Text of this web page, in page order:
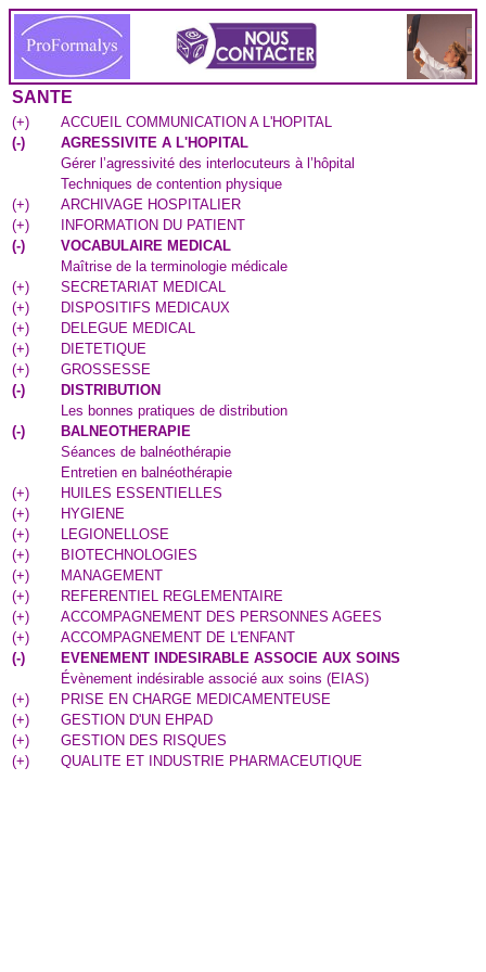
SANTE
(+)
ACCUEIL COMMUNICATION A L'HOPITAL
(-)
AGRESSIVITE A L'HOPITAL
Gérer l’agressivité des interlocuteurs à l’hôpital
Techniques de contention physique
(+)
ARCHIVAGE HOSPITALIER
(+)
INFORMATION DU PATIENT
(-)
VOCABULAIRE MEDICAL
Maîtrise de la terminologie médicale
(+)
SECRETARIAT MEDICAL
(+)
DISPOSITIFS MEDICAUX
(+)
DELEGUE MEDICAL
(+)
DIETETIQUE
(+)
GROSSESSE
(-)
DISTRIBUTION
Les bonnes pratiques de distribution
(-)
BALNEOTHERAPIE
Séances de balnéothérapie
Entretien en balnéothérapie
(+)
HUILES ESSENTIELLES
(+)
HYGIENE
(+)
LEGIONELLOSE
(+)
BIOTECHNOLOGIES
(+)
MANAGEMENT
(+)
REFERENTIEL REGLEMENTAIRE
(+)
ACCOMPAGNEMENT DES PERSONNES AGEES
(+)
ACCOMPAGNEMENT DE L'ENFANT
(-)
EVENEMENT INDESIRABLE ASSOCIE AUX SOINS
Évènement indésirable associé aux soins (EIAS)
(+)
PRISE EN CHARGE MEDICAMENTEUSE
(+)
GESTION D'UN EHPAD
(+)
GESTION DES RISQUES
(+) QUALITE ET INDUSTRIE PHARMACEUTIQUE